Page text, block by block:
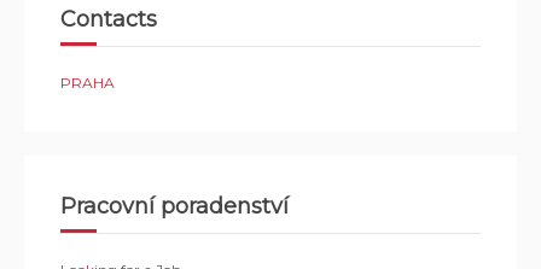
Contacts
PRAHA
Pracovní poradenství